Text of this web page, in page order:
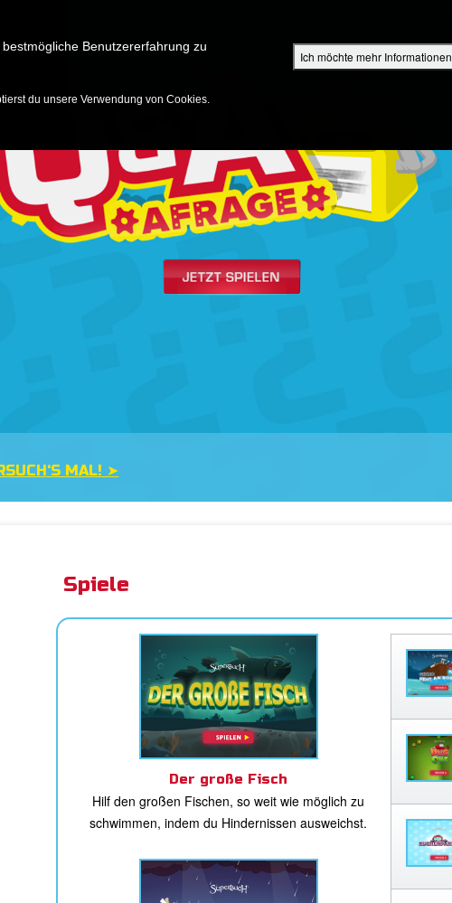
Benutzererfahrung zu
du unsere Verwendung von Cookies.
Ich möchte mehr Informationen
MAL! ➤
Spiele
Der große Fisch
Hilf den großen Fischen, so weit wie möglich zu
schwimmen, indem du Hindernissen ausweichst.